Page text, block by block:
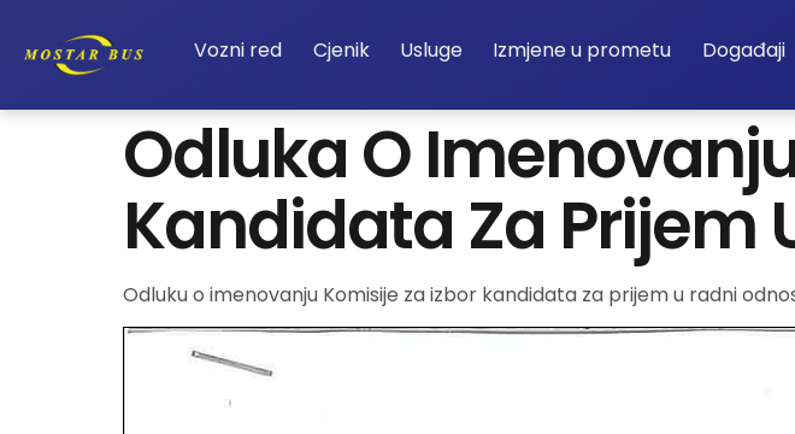
Vozni red Cjenik Usluge Izmjene u prometu Događaji
Odluka O
Kandidata Za Prijem
Odluku o imenovanju Komisije za izbor kandidata za prijem u radni